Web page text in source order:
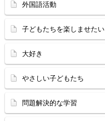
外国語活動
子どもたちを楽しませたい
大好き
やさしい子どもたち
問題解決的な学習